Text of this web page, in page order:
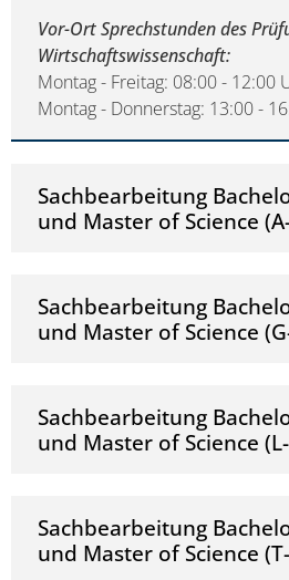
Vor-Ort Sprechstunden des
Wirtschaftswissenschaft:
Montag - Freitag: 08:00 - 12:00
Montag - Donnerstag: 13:00 -
Sachbearbeitung
und Master of Science
Sachbearbeitung
und Master of Science
Sachbearbeitung
und Master of Science
Sachbearbeitung
und Master of Science